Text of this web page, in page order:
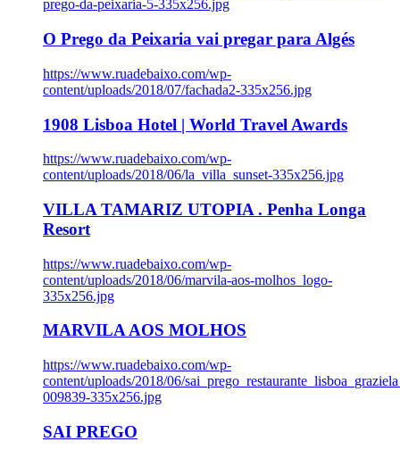
prego-da-peixaria-5-335x256.jpg
O Prego da Peixaria vai pregar para Algés
https://www.ruadebaixo.com/wp-
content/uploads/2018/07/fachada2-335x256.jpg
1908 Lisboa Hotel | World Travel Awards
https://www.ruadebaixo.com/wp-
content/uploads/2018/06/la_villa_sunset-335x256.jpg
VILLA TAMARIZ UTOPIA . Penha Longa
Resort
https://www.ruadebaixo.com/wp-
content/uploads/2018/06/marvila-aos-molhos_logo-
335x256.jpg
MARVILA AOS MOLHOS
https://www.ruadebaixo.com/wp-
content/uploads/2018/06/
009839-335x256.jpg
SAI PREGO